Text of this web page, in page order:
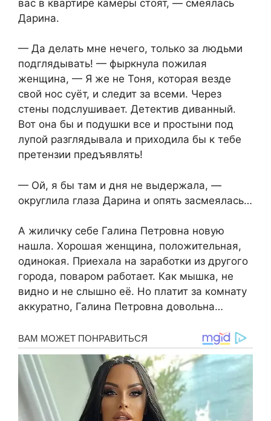
вас в квартире камеры стоят, — смеялась
Дарина.
— Да делать мне нечего, только за людьми
подглядывать! — фыркнула пожилая
женщина, — Я же не Тоня, которая везде
свой нос суёт, и следит за всеми. Через
стены подслушивает. Детектив диванный.
Вот она бы и подушки все и простыни под
лупой разглядывала и приходила бы к тебе
претензии предъявлять!
— Ой, я бы там и дня не выдержала, —
округлила глаза Дарина и опять засмеялась…
А жиличку себе Галина Петровна новую
нашла. Хорошая женщина, положительная,
одинокая. Приехала на заработки из другого
города, поваром работает. Как мышка, не
видно и не слышно её. Но платит за комнату
аккуратно, Галина Петровна довольна…